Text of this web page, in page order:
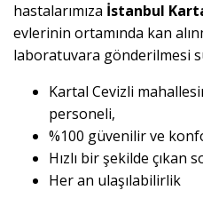
hastalarımıza İstanbul
evlerinin ortamında kan
laboratuvara gönderilmesi
Kartal Cevizli
personeli,
%100 güvenilir ve
Hızlı bir şekilde çıkan
Her an ulaşılabilirlik